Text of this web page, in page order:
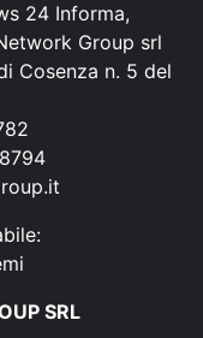
24 Informa,
Group srl
Cosenza n. 5 del
SRL